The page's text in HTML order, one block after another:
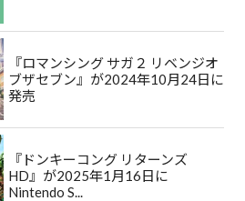
『ロマンシング サガ２ リベンジオ
ブザセブン』が2024年10月24日に
発売
『ドンキーコング リターンズ
HD』が2025年1月16日に
Nintendo S...